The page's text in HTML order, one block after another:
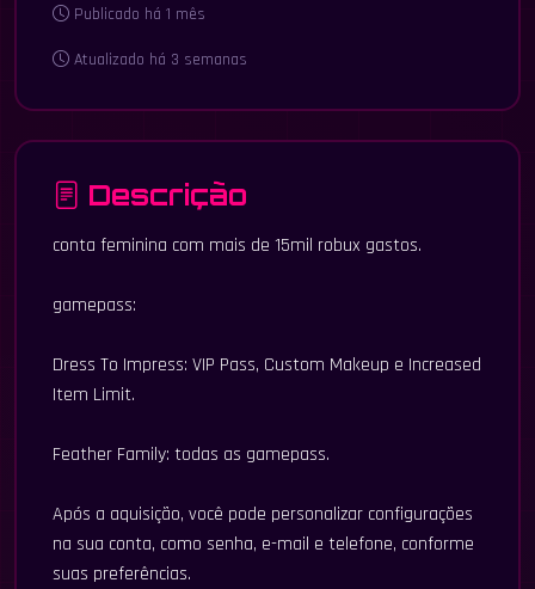
Publicado há 1 mês
Atualizado há 3 semanas
Descrição
conta feminina com mais de 15mil robux gastos.
gamepass:
Dress To Impress: VIP Pass, Custom Makeup e Increased
Item Limit.
Feather Family: todas as gamepass.
Após a aquisição, você pode personalizar configurações
na sua conta, como senha, e-mail e telefone, conforme
suas preferências.